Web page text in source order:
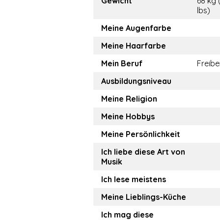
lbs)
Meine Augenfarbe
Meine Haarfarbe
Mein Beruf
Ausbildungsniveau
Meine Religion
Meine Hobbys
Meine Persönlichkeit
Ich liebe diese Art von
Musik
Ich lese meistens
Meine Lieblings-Küche
Ich mag diese